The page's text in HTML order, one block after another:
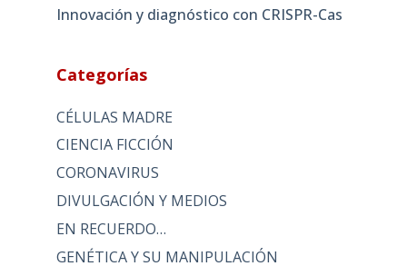
Innovación y diagnóstico con CRISPR-Cas
Categorías
CÉLULAS MADRE
CIENCIA FICCIÓN
CORONAVIRUS
DIVULGACIÓN Y MEDIOS
EN RECUERDO…
GENÉTICA Y SU MANIPULACIÓN